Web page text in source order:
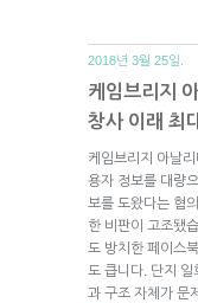
2018년 3월 25일.
케임브리지
창사 이래 최
케임브리지 아날
용자 정보를 대량
보를 도왔다는 혐
한 비판이 고조됐
도 방치한 페이스
도 큽니다. 단지 일
과 구조 자체가 문